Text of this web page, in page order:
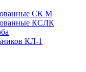
СК М
КСЛК
КЛ-1